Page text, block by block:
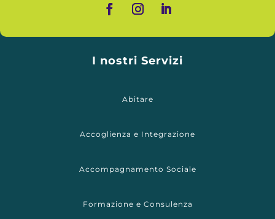
I nostri Servizi
Abitare
Accoglienza e Integrazione
Accompagnamento Sociale
Formazione e Consulenza